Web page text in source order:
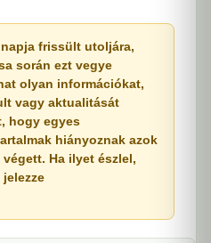
frissült utoljára,
során ezt vegye
olyan információkat,
vagy aktualitását
hogy egyes
hiányoznak azok
Ha ilyet észlel,